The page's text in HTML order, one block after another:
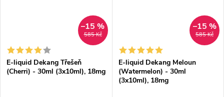
585 Kč
–15 %
E-liquid Dekang Třešeň
(Cherri) - 30ml (3x10ml), 18mg
585 Kč
–15 %
E-liquid Dekang Meloun
(Watermelon) - 30ml
(3x10ml), 18mg